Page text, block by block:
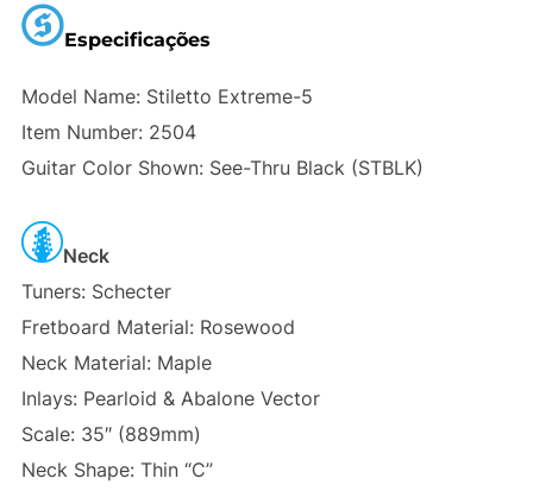
Especificações
Model Name: Stiletto Extreme-5
Item Number: 2504
Guitar Color Shown: See-Thru Black (STBLK)
Neck
Tuners: Schecter
Fretboard Material: Rosewood
Neck Material: Maple
Inlays: Pearloid & Abalone Vector
Scale: 35″ (889mm)
Neck Shape: Thin “C”